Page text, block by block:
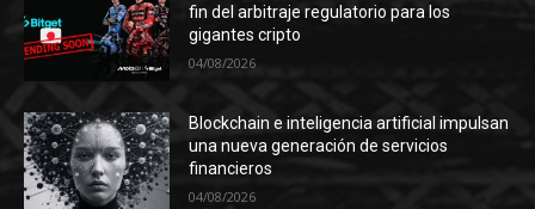
fin del arbitraje regulatorio para los
gigantes cripto
04/08/2026
Blockchain e inteligencia artificial impulsan
una nueva generación de servicios
financieros
04/08/2026